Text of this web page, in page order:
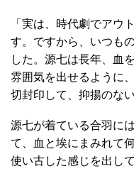
「実は、時代劇でアウ
す。ですから、いつも
した。源七は長年、血
雰囲気を出せるように
切封印して、抑揚のな
源七が着ている合羽に
て、血と埃にまみれて
使い古した感じを出し